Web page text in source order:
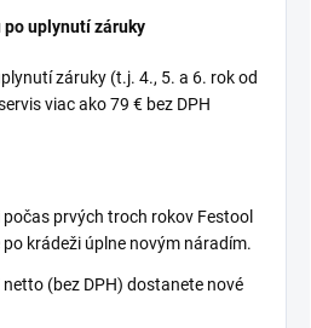
po uplynutí záruky
záruky (t.j. 4., 5. a 6. rok od
viac ako 79 € bez DPH
prvých troch rokov Festool
krádeži úplne novým náradím.
(bez DPH) dostanete nové